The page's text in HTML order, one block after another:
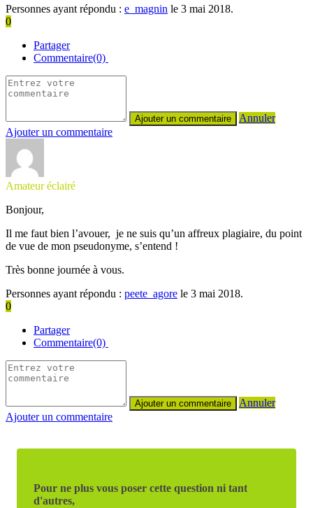
Personnes ayant répondu : e_magnin le 3 mai 2018.
0
Partager
Commentaire(0)
Annuler
Ajouter un commentaire
Amateur éclairé
Bonjour,
Il me faut bien l’avouer, je ne suis qu’un affreux plagiaire, du point
de vue de mon pseudonyme, s’entend !
Très bonne journée à vous.
Personnes ayant répondu : peete_agore le 3 mai 2018.
0
Partager
Commentaire(0)
Annuler
Ajouter un commentaire
Pour ne plus vous poser cette question ni tant
d'autres,